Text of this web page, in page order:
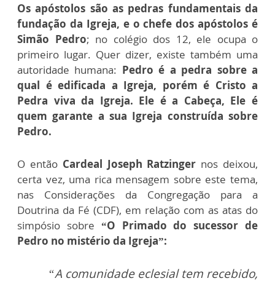
Os apóstolos são as pedras fundamentais da
fundação da Igreja, e o chefe dos apóstolos é
Simão Pedro; no colégio dos 12, ele ocupa o
primeiro lugar. Quer dizer, existe também uma
autoridade humana: Pedro é a pedra sobre a
qual é edificada a Igreja, porém é Cristo a
Pedra viva da Igreja. Ele é a Cabeça, Ele é
quem garante a sua Igreja construída sobre
Pedro.
O então Cardeal Joseph Ratzinger nos deixou,
certa vez, uma rica mensagem sobre este tema,
nas Considerações da Congregação para a
Doutrina da Fé (CDF), em relação com as atas do
simpósio sobre “O Primado do sucessor de
Pedro no mistério da Igreja”:
“A comunidade eclesial tem recebido,